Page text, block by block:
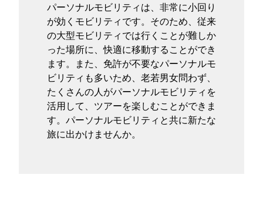
パーソナルモビリティは、非常に小回り
が効くモビリティです。そのため、従来
の大型モビリティでは行くことが難しか
った場所に、快適に移動することができ
ます。また、免許が不要なパーソナルモ
ビリティも多いため、老若男女問わず、
たくさんの人がパーソナルモビリティを
活用して、ツアーを楽しむことができま
す。パーソナルモビリティと共に新たな
旅に出かけませんか。